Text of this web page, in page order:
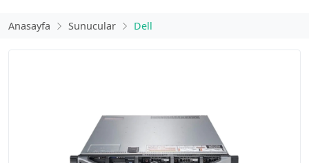
Anasayfa Sunucular Dell